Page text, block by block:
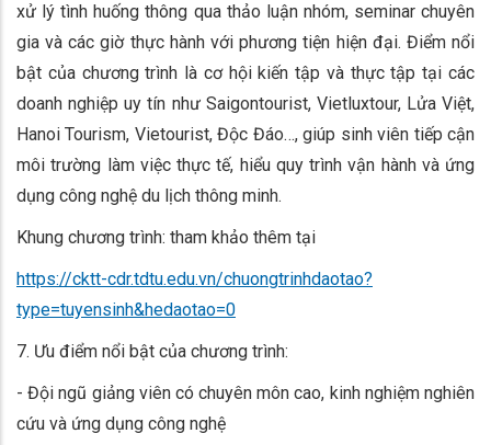
xử lý tình huống thông qua thảo luận nhóm, seminar chuyên
gia và các giờ thực hành với phương tiện hiện đại. Điểm nổi
bật của chương trình là cơ hội kiến tập và thực tập tại các
doanh nghiệp uy tín như Saigontourist, Vietluxtour, Lửa Việt,
Hanoi Tourism, Vietourist, Độc Đáo…, giúp sinh viên tiếp cận
môi trường làm việc thực tế, hiểu quy trình vận hành và ứng
dụng công nghệ du lịch thông minh.
Khung chương trình: tham khảo thêm tại
https://cktt-cdr.tdtu.edu.vn/chuongtrinhdaotao?
type=tuyensinh&hedaotao=0
7. Ưu điểm nổi bật của chương trình:
- Đội ngũ giảng viên có chuyên môn cao, kinh nghiệm nghiên
cứu và ứng dụng công nghệ